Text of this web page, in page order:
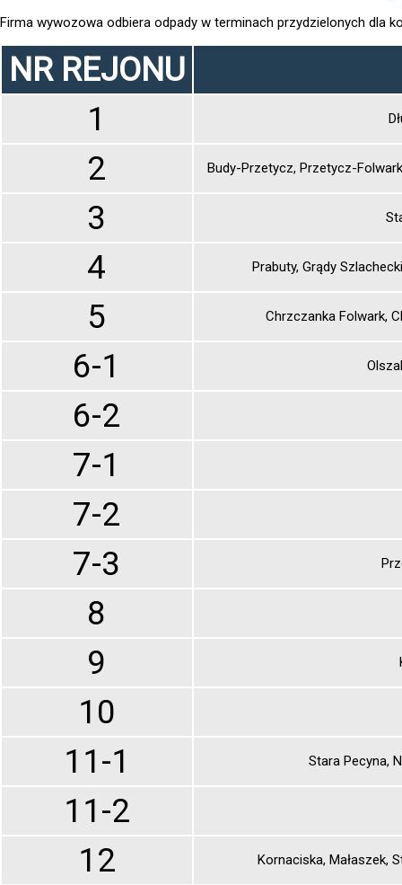
Firma wywozowa odbiera odpady w terminach przydzielonych dla
NR REJONU
1
2 Budy-Przetycz, Przetycz-
3
4 Prabuty, Grądy
5 Chrzczanka Folwark,
6-1
6-2
7-1
7-2
7-3
8
9
10
11-1
Stara Pecyna,
11-2
12
Kornaciska, Małaszek,